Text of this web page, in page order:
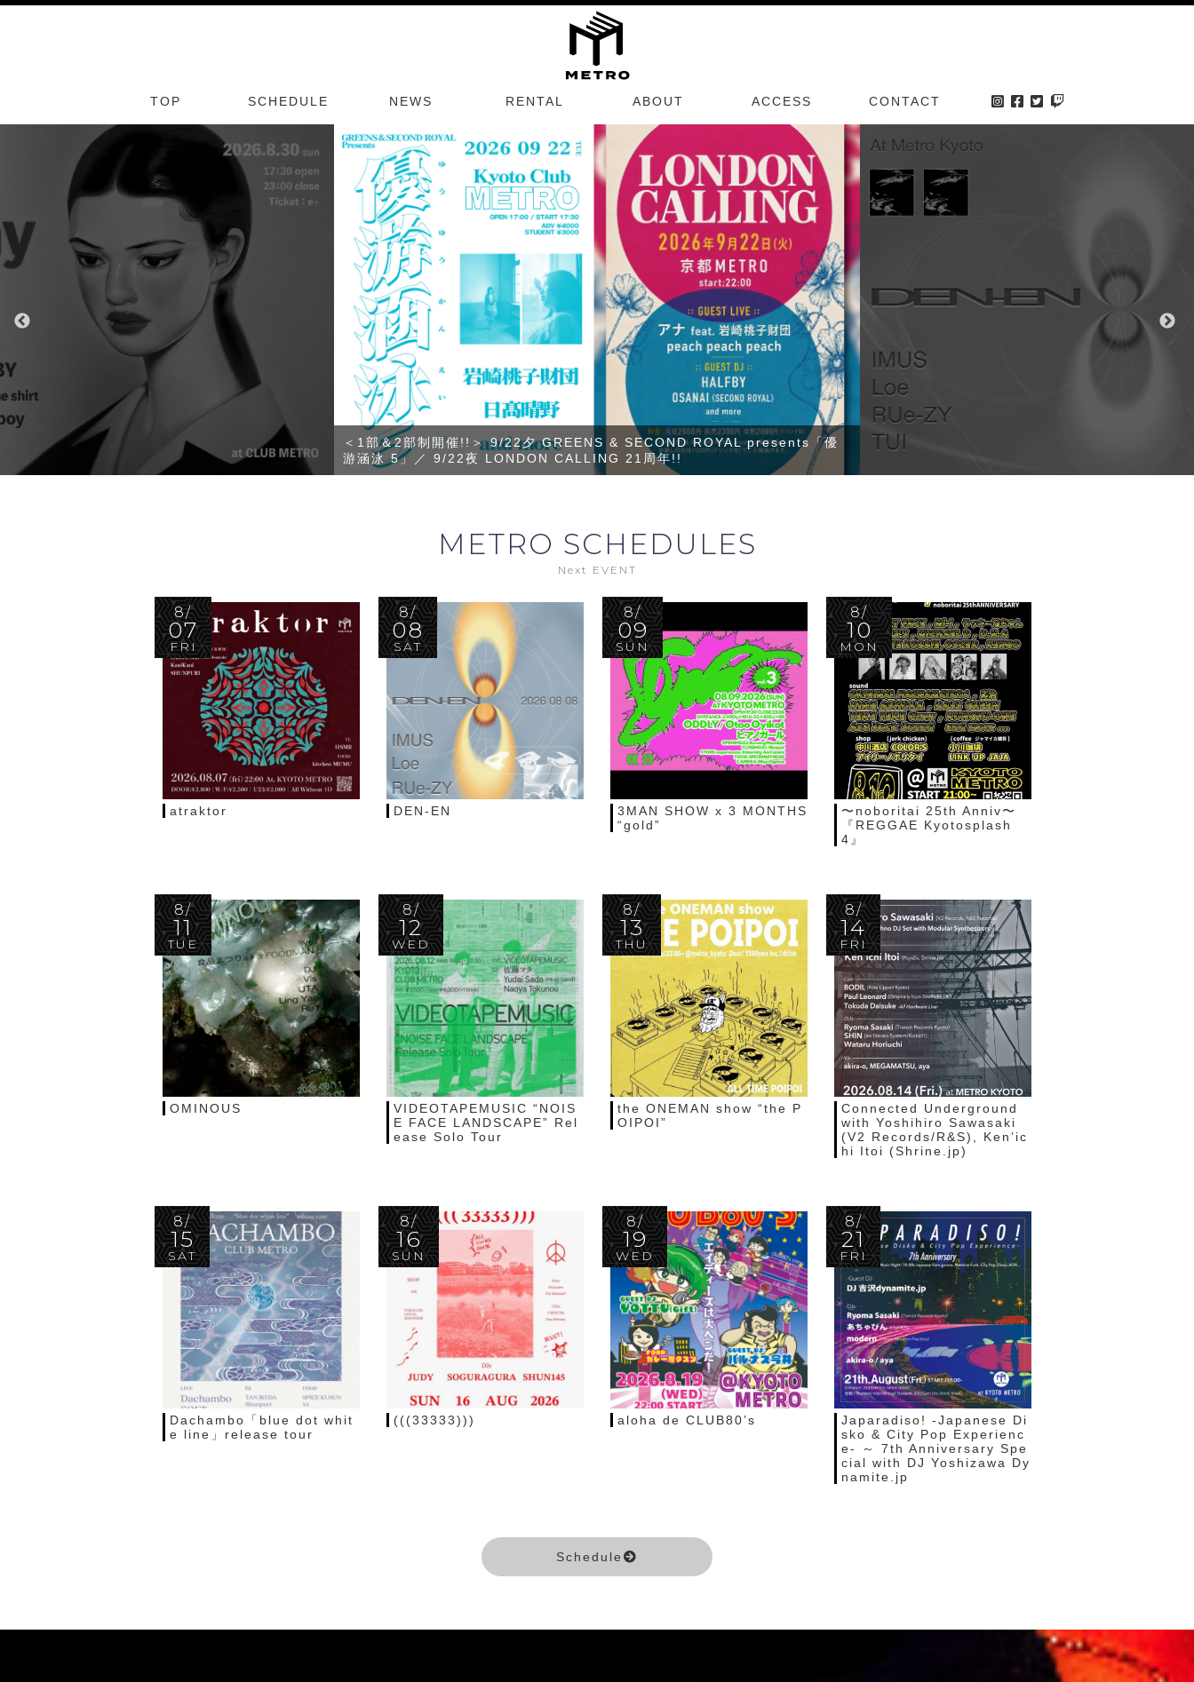
TOP SCHEDULE NEWS RENTAL ABOUT ACCESS CONTACT
8/8 DEN-EN feat. IMUS
METRO SCHEDULES
Next EVENT
8/
07
FRI
atraktor
8/
08
SAT
DEN-EN
8/
09
SUN
3MAN SHOW x 3 MONTHS
“gold”
8/
10
MON
〜noboritai 25th Anniv〜
『REGGAE Kyotosplash
4』
8/
11
TUE
OMINOUS
8/
12
WED
VIDEOTAPEMUSIC “NOIS
E FACE LANDSCAPE” Rel
ease Solo Tour
8/
13
THU
the ONEMAN show “the P
OIPOI”
8/
14
FRI
Connected Underground
with Yoshihiro Sawasaki
(V2 Records/R&S), Ken’ic
hi Itoi (Shrine.jp)
8/
15
SAT
Dachambo「blue dot whit
e line」release tour
8/
16
SUN
(((33333)))
8/
19
WED
aloha de CLUB80’s
8/
21
FRI
Japaradiso! -Japanese Di
sko & City Pop Experienc
e- ～ 7th Anniversary Spe
cial with DJ Yoshizawa Dy
namite.jp
Schedule